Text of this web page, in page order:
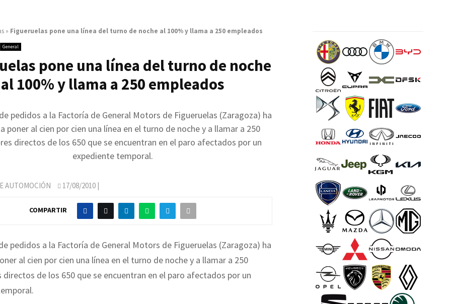
» Figueruelas pone una línea del turno de noche al 100% y llama a 250 empleados
General
pone una línea del turno de noche
al 100% y llama a 250 empleados
pedidos a la Factoría de General Motors de Figueruelas (Zaragoza) ha
poner al cien por cien una línea en el turno de noche y a llamar a 250
directos de los 650 que se encuentran en el paro afectados por un
expediente temporal.
AUTOMOCIÓN 17/08/2010 |
COMPARTIR
pedidos a la Factoría de General Motors de Figueruelas (Zaragoza) ha
al cien por cien una línea en el turno de noche y a llamar a 250
de los 650 que se encuentran en el paro afectados por un